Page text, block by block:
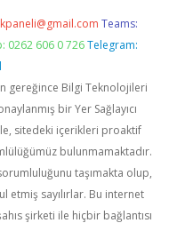
Teams:
0262 606 0 726 Telegram:
gereğince Bilgi Teknolojileri
bir Yer Sağlayıcı
sitedeki içerikleri proaktif
bulunmamaktadır.
taşımakta olup,
etmiş sayılırlar. Bu internet
şirketi ile hiçbir bağlantısı